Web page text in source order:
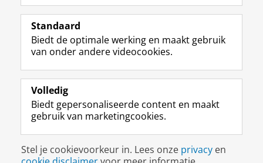
Volg de RUG
F
a
e
b
o
p
a
i
n
a
L
i
k
e
I
-
p
g
i
n
R
S
-
f
e
R
k
s
u
I
n
t
r
m
c
c
o
Y
o
T
e
k
a
a
Studiekiezers
Alumni
Over ons
Disclaimer & Copyright
Inloggen
Standaard
Biedt de optimale werking en maakt gebruik
van onder andere videocookies.
Volledig
Biedt gepersonaliseerde content en maakt
gebruik van marketingcookies.
Stel je cookievoorkeur in. Lees onze privacy en